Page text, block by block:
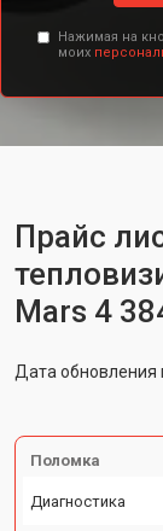
Нажимая на
моих
Прайс
Mars 4
Дата обновления
Поломка
Диагностика